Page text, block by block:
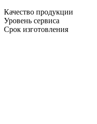
Качество продукции
Уровень сервиса
Срок изготовления